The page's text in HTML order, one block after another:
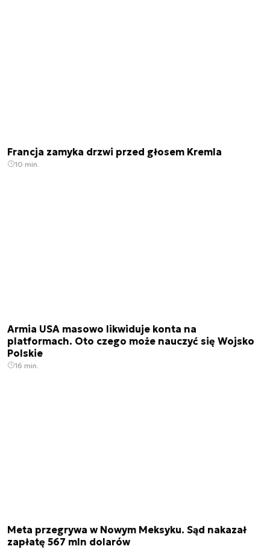
Francja zamyka drzwi przed głosem Kremla
10 min.
Armia USA masowo likwiduje konta na
platformach. Oto czego może nauczyć się Wojsko
Polskie
16 min.
Meta przegrywa w Nowym Meksyku. Sąd nakazał
zapłatę 567 mln dolarów